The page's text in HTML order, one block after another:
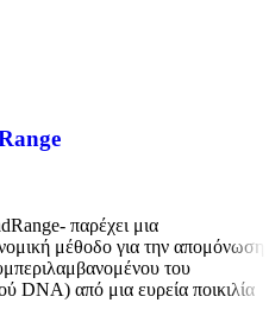
παρέχει μια
μέθοδο για την απομόνωση
του
DNA) από μια ευρεία ποικιλία